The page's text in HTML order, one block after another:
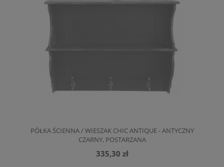
PÓŁKA ŚCIENNA / WIESZAK CHIC ANTIQUE - ANTYCZNY
CZARNY, POSTARZANA
335,30 zł